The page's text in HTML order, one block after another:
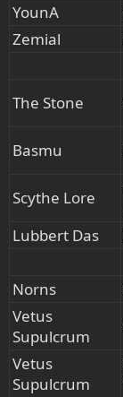
YounA
Zemial
The Stone
Basmu
Scythe Lore
Lubbert Das
Norns
Vetus
Supulcrum
Vetus
Supulcrum